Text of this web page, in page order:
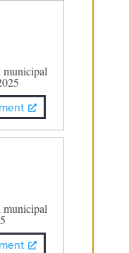
municipal
municipal